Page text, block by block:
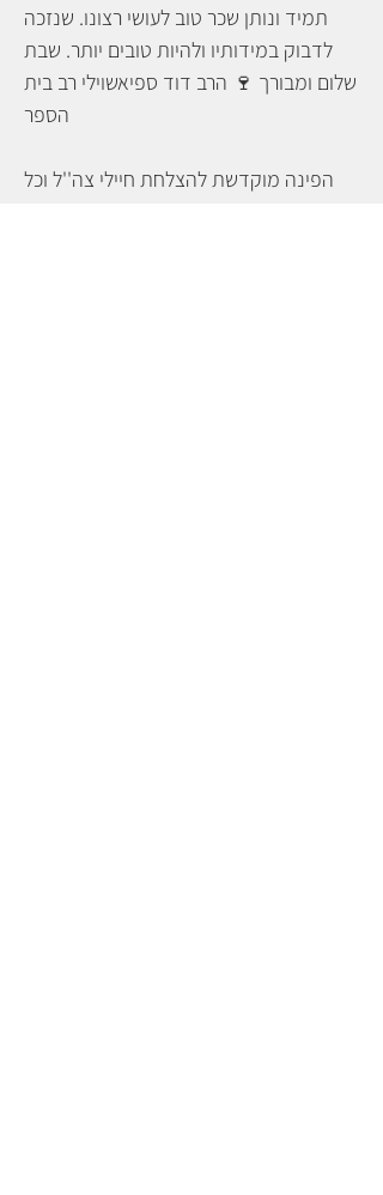
תמיד ונותן שכר טוב לעושי רצונו. שנזכה
לדבוק במידותיו ולהיות טובים יותר. שבת
שלום ומבורך 🍷 הרב דוד ספיאשוילי רב בית
הספר
הפינה מוקדשת להצלחת חיילי צה''ל וכל